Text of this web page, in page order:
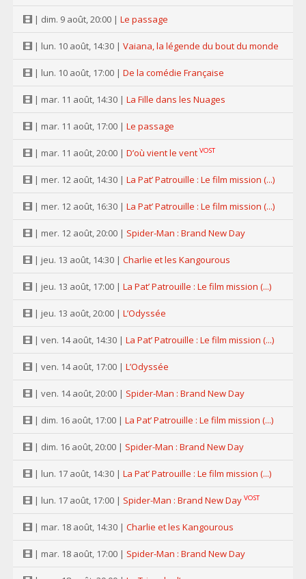
| dim. 9 août, 20:00 | Le passage
| lun. 10 août, 14:30 | Vaiana, la légende du bout du monde
| lun. 10 août, 17:00 | De la comédie Française
| mar. 11 août, 14:30 | La Fille dans les Nuages
| mar. 11 août, 17:00 | Le passage
| mar. 11 août, 20:00 | D’où vient le vent VOST
| mer. 12 août, 14:30 | La Pat’ Patrouille : Le film mission (...)
| mer. 12 août, 16:30 | La Pat’ Patrouille : Le film mission (...)
| mer. 12 août, 20:00 | Spider-Man : Brand New Day
| jeu. 13 août, 14:30 | Charlie et les Kangourous
| jeu. 13 août, 17:00 | La Pat’ Patrouille : Le film mission (...)
| jeu. 13 août, 20:00 | L’Odyssée
| ven. 14 août, 14:30 | La Pat’ Patrouille : Le film mission (...)
| ven. 14 août, 17:00 | L’Odyssée
| ven. 14 août, 20:00 | Spider-Man : Brand New Day
| dim. 16 août, 17:00 | La Pat’ Patrouille : Le film mission (...)
| dim. 16 août, 20:00 | Spider-Man : Brand New Day
| lun. 17 août, 14:30 | La Pat’ Patrouille : Le film mission (...)
| lun. 17 août, 17:00 | Spider-Man : Brand New Day VOST
| mar. 18 août, 14:30 | Charlie et les Kangourous
| mar. 18 août, 17:00 | Spider-Man : Brand New Day